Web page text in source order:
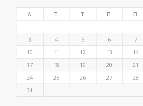
Δ Τ Τ Π Π
3
4 5 6 7
10
11 12 13 14
17
18 19 20 21
24
25 26 27 28
31